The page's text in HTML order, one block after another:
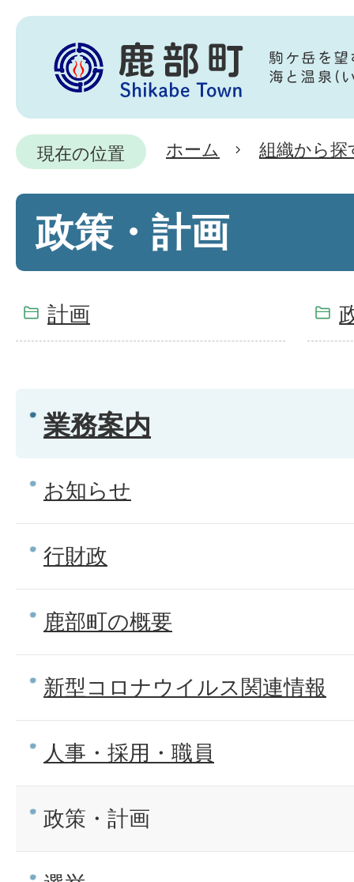
現在の位置 ホーム 組織から探
政策・計画
計画
業務案内
お知らせ
行財政
鹿部町の概要
新型コロナウイルス関連情報
人事・採用・職員
政策・計画